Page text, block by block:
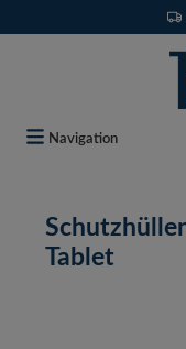
Navigation
Tablet